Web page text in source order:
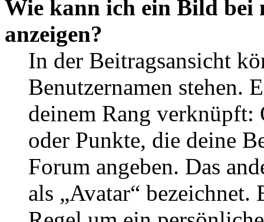
Wie kann ich ein Bild bei
anzeigen?
In der Beitragsansicht
Benutzernamen stehen.
deinem Rang verknüpft:
oder Punkte, die deine
Forum angeben. Das
als „Avatar“